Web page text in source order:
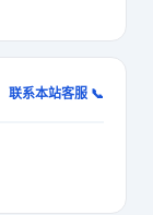
联系本站客服 📞